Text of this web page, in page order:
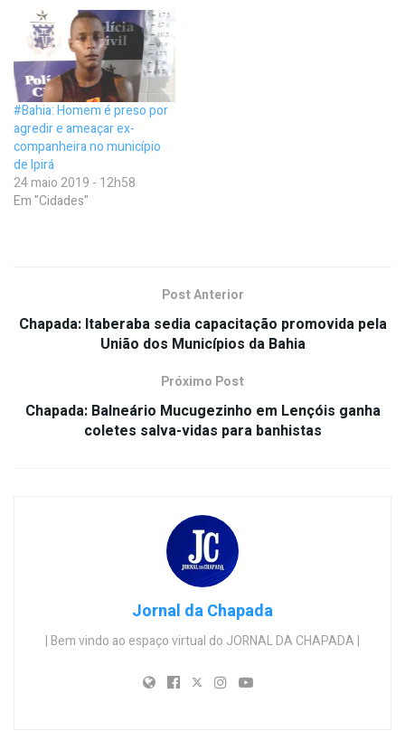
#Bahia: Homem é preso por
agredir e ameaçar ex-
companheira no município
de Ipirá
24 maio 2019 - 12h58
Em "Cidades"
Post Anterior
Chapada: Itaberaba sedia capacitação promovida pela
União dos Municípios da Bahia
Próximo Post
Chapada: Balneário Mucugezinho em Lençóis ganha
coletes salva-vidas para banhistas
Jornal da Chapada
| Bem vindo ao espaço virtual do JORNAL DA CHAPADA |